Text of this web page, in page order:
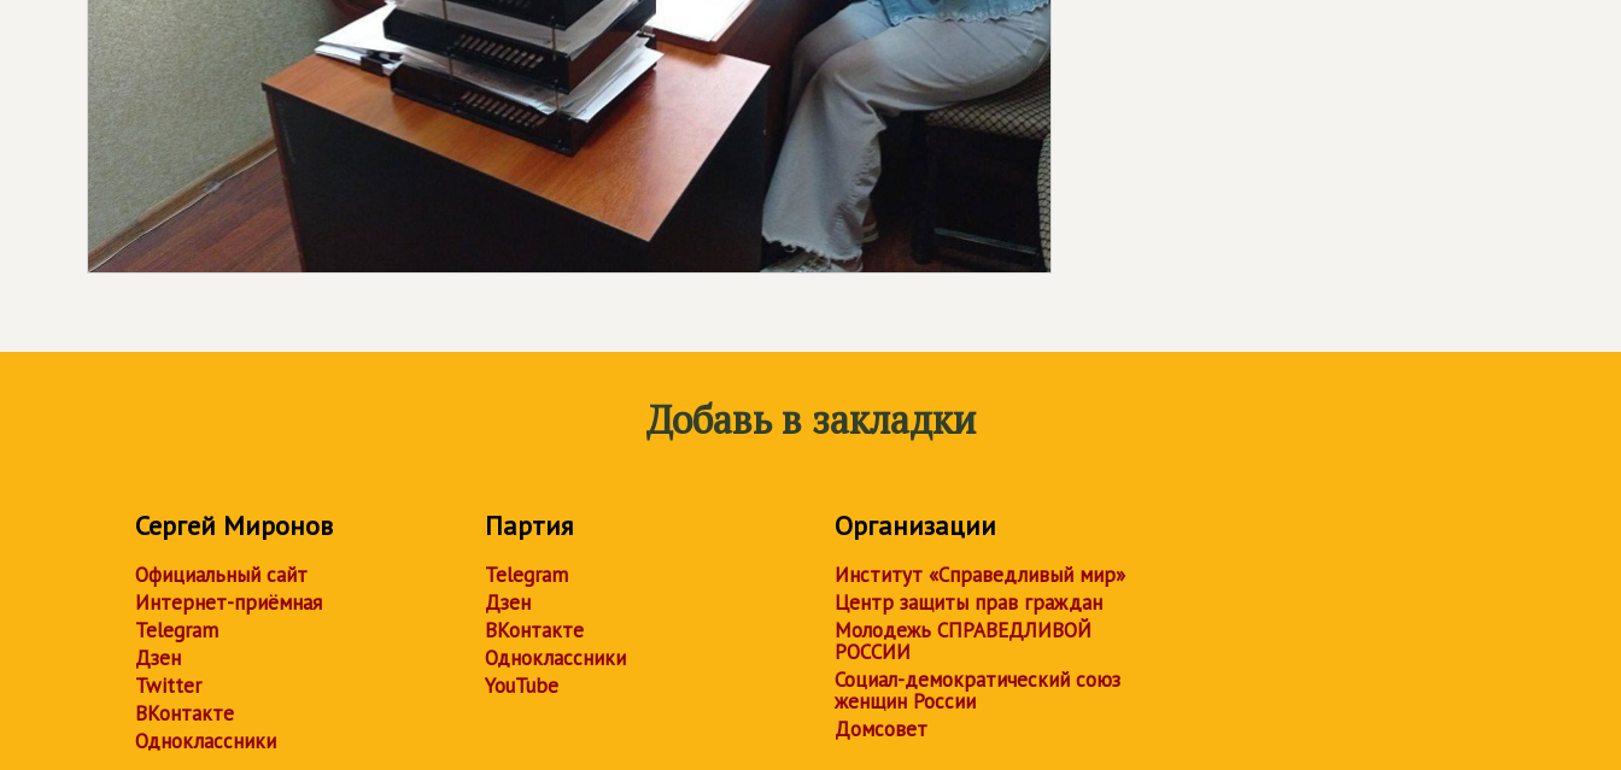
Добавь в закладки
Сергей Миронов
Официальный сайт
Интернет-приёмная
Telegram
Дзен
Twitter
ВКонтакте
Одноклассники
Партия
Telegram
Дзен
ВКонтакте
Одноклассники
YouTube
Организации
Институт «Справедливый мир»
Центр защиты прав граждан
Молодежь СПРАВЕДЛИВОЙ
РОССИИ
Социал-демократический союз
женщин России
Домсовет